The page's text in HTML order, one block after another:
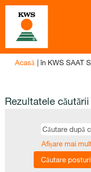
Acasă | în KWS SAAT
Rezultatele
Afișare mai